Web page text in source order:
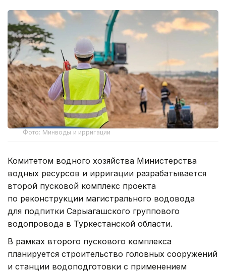
Фото: Минводы и ирригации
Комитетом водного хозяйства Министерства
водных ресурсов и ирригации разрабатывается
второй пусковой комплекс проекта
по реконструкции магистрального водовода
для подпитки Сарыагашского группового
водопровода в Туркестанской области.
В рамках второго пускового комплекса
планируется строительство головных сооружений
и станции водоподготовки с применением